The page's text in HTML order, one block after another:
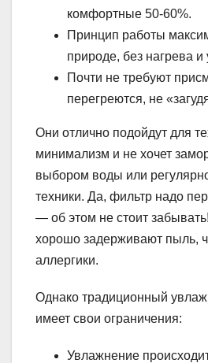
комфортные 50-60%.
Принцип работы
природе, без нагрева и
Почти не требуют
перегреются, не
Они отлично подойдут для
минимализм и не хочет
выбором воды или
техники. Да, фильтр надо
— об этом не стоит
хорошо задерживают пыль,
аллергики.
Однако традиционный
имеет свои ограничения:
Увлажнение